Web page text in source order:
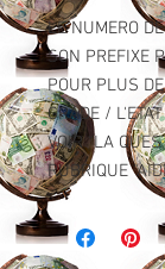
LE NUMERO
SON PREFIXE
POUR PLUS
GRADE /
VOIR "LA
RUBRIQUE